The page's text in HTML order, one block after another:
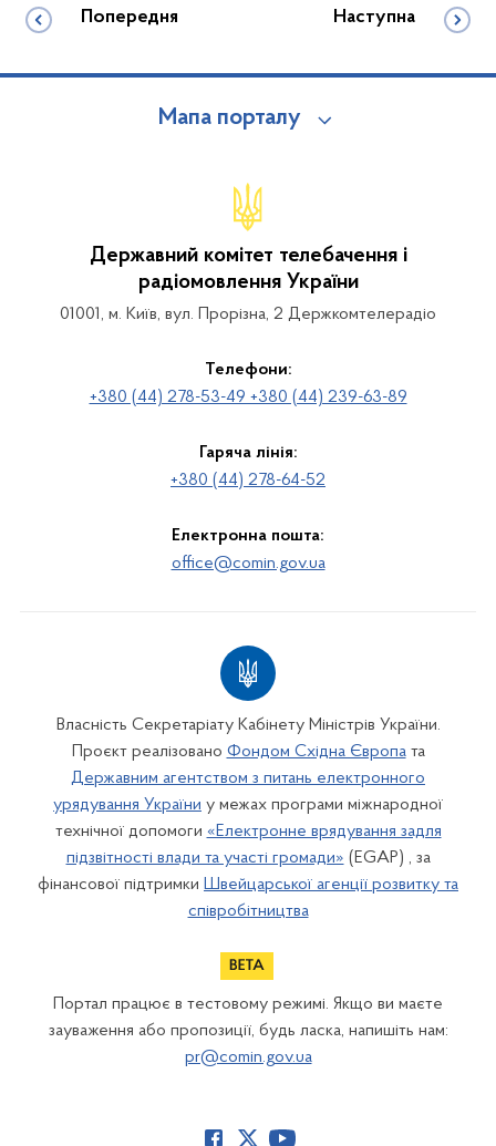
Попередня Наступна
Мапа порталу
Державний комітет телебачення і
радіомовлення України
01001, м. Київ, вул. Прорізна, 2 Держкомтелерадіо
Телефони:
+380 (44) 278-53-49 +380 (44) 239-63-89
Гаряча лінія:
+380 (44) 278-64-52
Електронна пошта:
office@comin.gov.ua
Власність Секретаріату Кабінету Міністрів України.
Проєкт реалізовано Фондом Східна Європата
Державним агентством з питань електронного
урядування України у межах програми міжнародної
технічної допомоги «Електронне врядування задля
підзвітності влади та участі громади» (EGAP) , за
фінансової підтримки Швейцарської агенції розвитку та
співробітництва
Портал працює в тестовому режимі. Якщо ви маєте
зауваження або пропозиції, будь ласка, напишіть нам:
pr@comin.gov.ua